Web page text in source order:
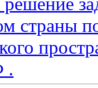
страны
.